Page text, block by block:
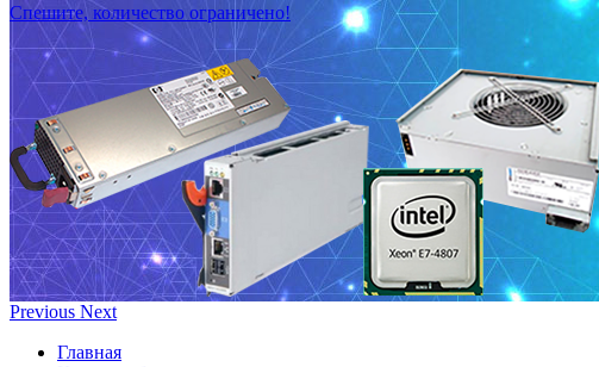
Спешите, количество ограничено!
Previous Next
Главная